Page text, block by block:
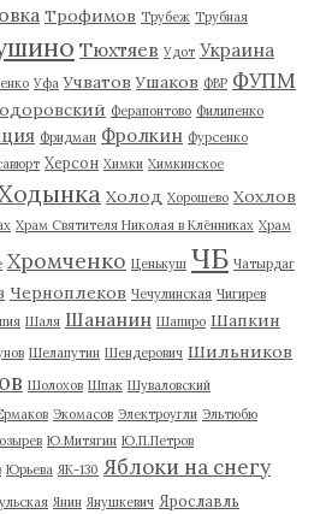
Трофимов Трубеж Трубная
Тюхтяев Удот Украина
Уфа Учватов Ушаков ФВР ФУПМ
Ферапонтово Филипенко
Фридман Фролкин Фурсенко
Херсон Химки Химкинское
Холод Хорошево Хохлов
Храм Святителя Николая в Клённиках Храм
Хромченко Ценькуш ЧБ Чатырдаг
Черноплеков Чечулинская Чигирев
Шаля Шананин Шапиро Шапкин
Шелапутин Шендерович Шильников
Шолохов Шпак Шуваловский
Экомасов Электроугли Эльтюбю
Ю.Митягин Ю.П.Петров
Юрьева ЯК-130 Яблоки на снегу
Янин Янушкевич Ярославль